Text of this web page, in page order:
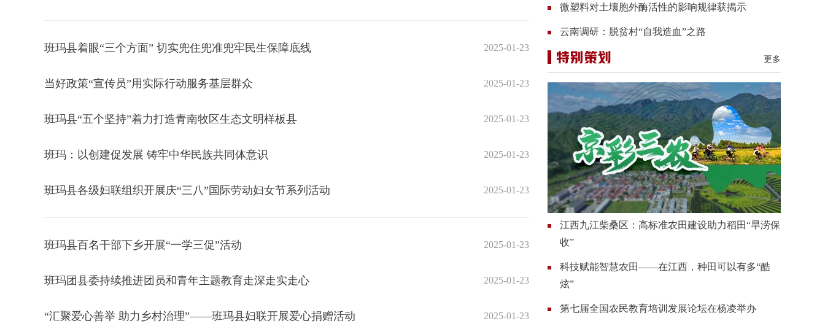
班玛县着眼“三个方面” 切实兜住兜准兜牢民生保障底线 2025-01-23
当好政策“宣传员”用实际行动服务基层群众 2025-01-23
班玛县“五个坚持”着力打造青南牧区生态文明样板县 2025-01-23
班玛：以创建促发展 铸牢中华民族共同体意识 2025-01-23
班玛县各级妇联组织开展庆“三八”国际劳动妇女节系列活动 2025-01-23
班玛县百名干部下乡开展“一学三促”活动 2025-01-23
班玛团县委持续推进团员和青年主题教育走深走实走心 2025-01-23
“汇聚爱心善举 助力乡村治理”——班玛县妇联开展爱心捐赠活动 2025-01-23
微塑料对土壤胞外酶活性的影响规律获揭示
云南调研：脱贫村“自我造血”之路
更多
江西九江柴桑区：高标准农田建设助力稻田“旱涝保
收”
科技赋能智慧农田——在江西，种田可以有多“酷
炫”
第七届全国农民教育培训发展论坛在杨凌举办